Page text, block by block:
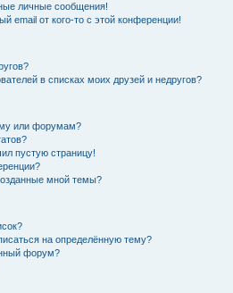
личные сообщения!
email от кого-то с этой конференции!
в списках моих друзей и недругов?
или форумам?
пустую страницу!
мной темы?
на определённую тему?
форум?